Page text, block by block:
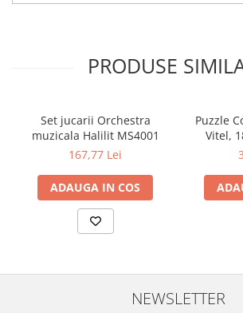
PRODUSE
Set jucarii Orchestra
muzicala Halilit MS4001
167,77 Lei
ADAUGA IN COS
Puzzle
Vitel,
NEWSLETTER